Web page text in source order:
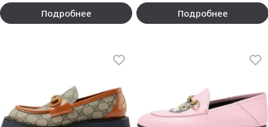
Подробнее Подробнее